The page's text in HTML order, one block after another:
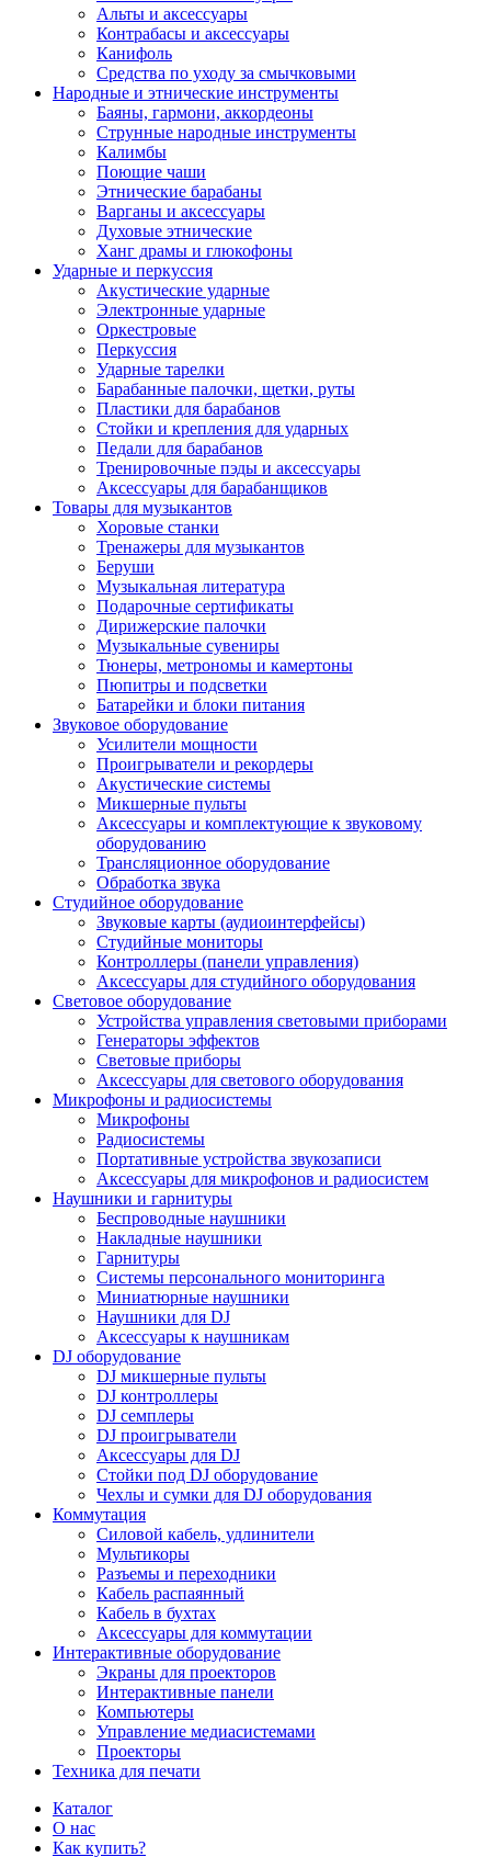
Альты и аксессуары
Контрабасы и аксессуары
Канифоль
Средства по уходу за смычковыми
Народные и этнические инструменты
Баяны, гармони, аккордеоны
Струнные народные инструменты
Калимбы
Поющие чаши
Этнические барабаны
Варганы и аксессуары
Духовые этнические
Ханг драмы и глюкофоны
Ударные и перкуссия
Акустические ударные
Электронные ударные
Оркестровые
Перкуссия
Ударные тарелки
Барабанные палочки, щетки, руты
Пластики для барабанов
Стойки и крепления для ударных
Педали для барабанов
Тренировочные пэды и аксессуары
Аксессуары для барабанщиков
Товары для музыкантов
Хоровые станки
Тренажеры для музыкантов
Беруши
Музыкальная литература
Подарочные сертификаты
Дирижерские палочки
Музыкальные сувениры
Тюнеры, метрономы и камертоны
Пюпитры и подсветки
Батарейки и блоки питания
Звуковое оборудование
Усилители мощности
Проигрыватели и рекордеры
Акустические системы
Микшерные пульты
Аксессуары и комплектующие к звуковому
оборудованию
Трансляционное оборудование
Обработка звука
Студийное оборудование
Звуковые карты (аудиоинтерфейсы)
Студийные мониторы
Контроллеры (панели управления)
Аксессуары для студийного оборудования
Световое оборудование
Устройства управления световыми приборами
Генераторы эффектов
Световые приборы
Аксессуары для светового оборудования
Микрофоны и радиосистемы
Микрофоны
Радиосистемы
Портативные устройства звукозаписи
Аксессуары для микрофонов и радиосистем
Наушники и гарнитуры
Беспроводные наушники
Накладные наушники
Гарнитуры
Системы персонального мониторинга
Миниатюрные наушники
Наушники для DJ
Аксессуары к наушникам
DJ оборудование
DJ микшерные пульты
DJ контроллеры
DJ семплеры
DJ проигрыватели
Аксессуары для DJ
Стойки под DJ оборудование
Чехлы и сумки для DJ оборудования
Коммутация
Силовой кабель, удлинители
Мультикоры
Разъемы и переходники
Кабель распаянный
Кабель в бухтах
Аксессуары для коммутации
Интерактивные оборудование
Экраны для проекторов
Интерактивные панели
Компьютеры
Управление медиасистемами
Проекторы
Техника для печати
Каталог
О нас
Как купить?